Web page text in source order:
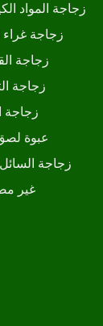
زجاجة المواد
زجاجة غراء
زجاجة
زجاجة
زجاجة
عبوة
زجاجة السائل
غير